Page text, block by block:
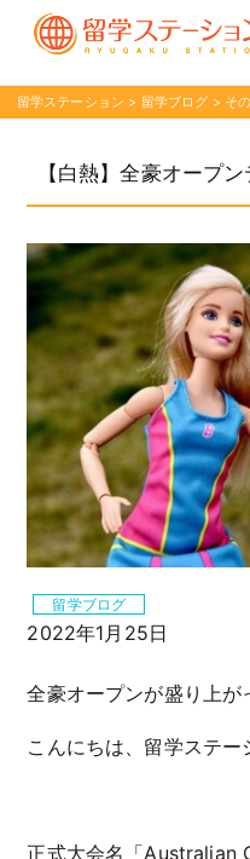
留学ステーション > 留学ブログ > そ
【白熱】全豪オープ
留学ブログ
2022年1月25日
全豪オープンが盛り上が
こんにちは、留学ステー
正式大会名「Australian